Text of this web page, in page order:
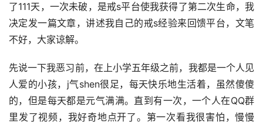
了111天，一次未破，是戒s平台使我获得了第二次生命，我
决定发一篇文章，讲述我自己的戒s经验来回馈平台，文笔
不好，大家谅解。
先说一下我恶习前，在上小学五年级之前，我都是一个人见
人爱的小孩，j气shen很足，每天快乐地生活着，虽然傻傻
的，但是每天都是元气满满。直到有一次，一个人在QQ群
里发了视频，我好奇地点开了。第一次看我很害怕，慢慢